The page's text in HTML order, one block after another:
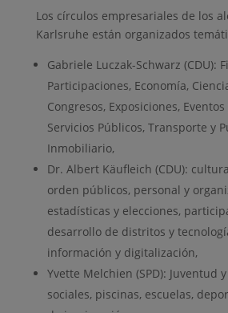
Los círculos empresariales de los
Karlsruhe están organizados
Gabriele Luczak-Schwarz (CDU):
Participaciones, Economía,
Congresos, Exposiciones,
Servicios Públicos, Transporte y
Inmobiliario,
Dr. Albert Käufleich (CDU):
orden públicos, personal y
estadísticas y elecciones,
desarrollo de distritos y
información y digitalización,
Yvette Melchien (SPD): Juventud
sociales, piscinas, escuelas,